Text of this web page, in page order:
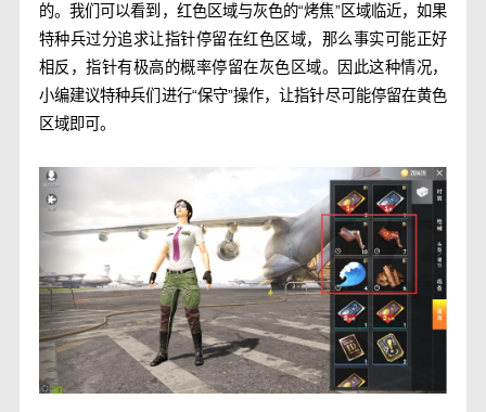
的。我们可以看到，红色区域与灰色的“烤焦”区域临近，如果
特种兵过分追求让指针停留在红色区域，那么事实可能正好
相反，指针有极高的概率停留在灰色区域。因此这种情况，
小编建议特种兵们进行“保守”操作，让指针尽可能停留在黄色
区域即可。